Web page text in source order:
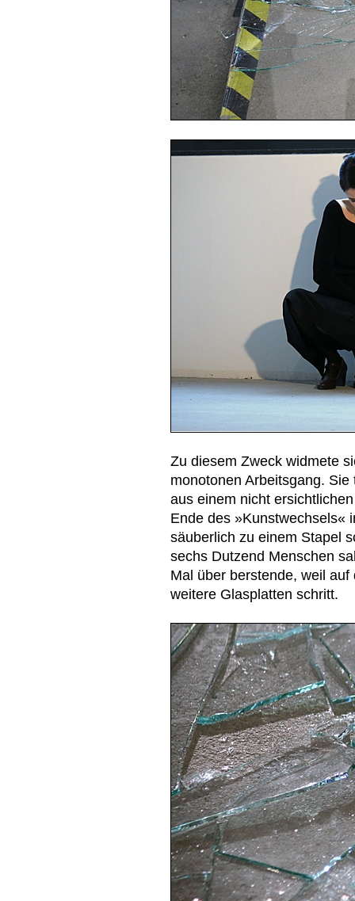
Zu diesem Zweck widmete
monotonen Arbeitsgang.
aus einem nicht
Ende des »Kunstwechsels«
säuberlich zu einem Stapel
sechs Dutzend Menschen
Mal über berstende, weil
weitere Glasplatten schritt.